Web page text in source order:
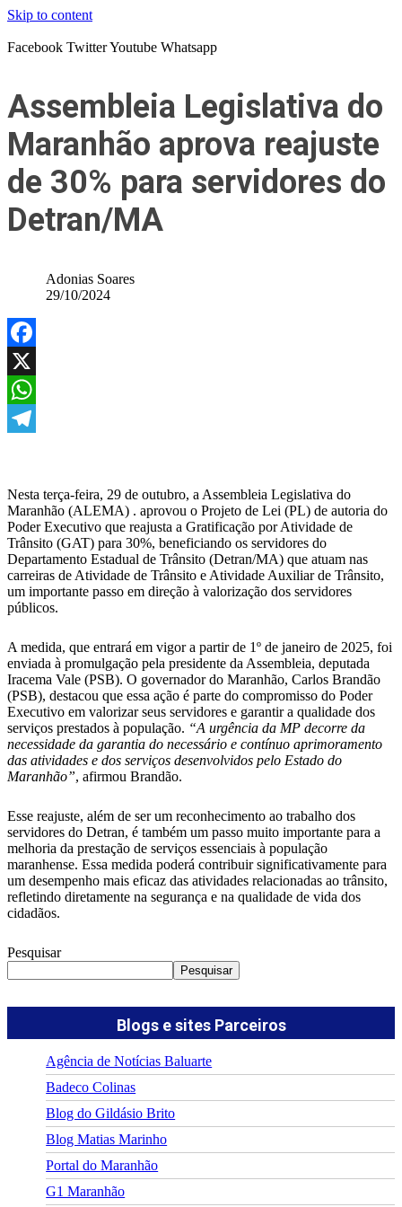
Skip to content
Facebook TwitterYoutube Whatsapp
Assembleia Legislativa do
Maranhão aprova reajuste
de 30% para servidores do
Detran/MA
Adonias Soares
29/10/2024
Facebook
X
WhatsApp
Nesta terça-feira, 29 de outubro, a Assembleia Legislativa do
Maranhão (ALEMA) . aprovou o Projeto de Lei (PL) de autoria do
Poder Executivo que reajusta a Gratificação por Atividade de
Trânsito (GAT) para 30%, beneficiando os servidores do
Departamento Estadual de Trânsito (Detran/MA) que atuam nas
carreiras de Atividade de Trânsito e Atividade Auxiliar de Trânsito,
um importante passo em direção à valorização dos servidores
públicos.
A medida, que entrará em vigor a partir de 1º de janeiro de 2025, foi
enviada à promulgação pela presidente da Assembleia, deputada
Iracema Vale (PSB). O governador do Maranhão, Carlos Brandão
(PSB), destacou que essa ação é parte do compromisso do Poder
Executivo em valorizar seus servidores e garantir a qualidade dos
serviços prestados à população. “A urgência da MP decorre da
necessidade da garantia do necessário e contínuo aprimoramento
das atividades e dos serviços desenvolvidos pelo Estado do
Maranhão”, afirmou Brandão.
Esse reajuste, além de ser um reconhecimento ao trabalho dos
servidores do Detran, é também um passo muito importante para a
melhoria da prestação de serviços essenciais à população
maranhense. Essa medida poderá contribuir significativamente para
um desempenho mais eficaz das atividades relacionadas ao trânsito,
refletindo diretamente na segurança e na qualidade de vida dos
cidadãos.
Pesquisar
Pesquisar
Blogs e sites Parceiros
Agência de Notícias Baluarte
Badeco Colinas
Blog do Gildásio Brito
Blog Matias Marinho
Portal do Maranhão
G1 Maranhão